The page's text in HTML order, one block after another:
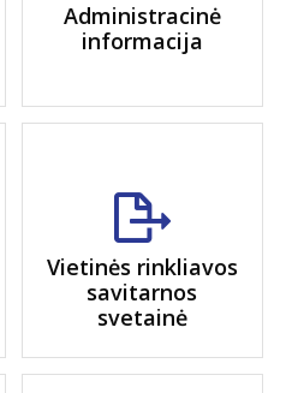
Administracinė
informacija
Vietinės rinkliavos
savitarnos
svetainė